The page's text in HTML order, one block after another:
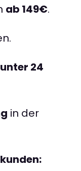
ab 149€.
unter 24
in der